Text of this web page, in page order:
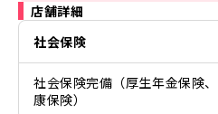
店舗詳細
社会保険
社会保険完備（厚生年金保険
康保険）